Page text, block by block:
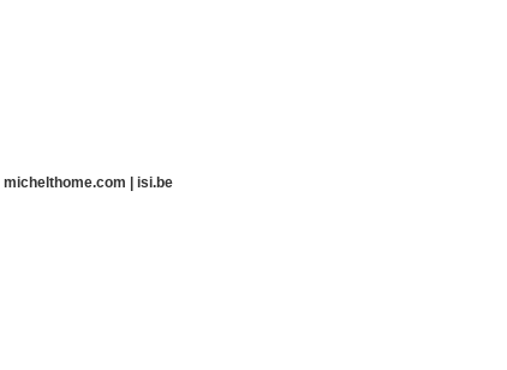
michelthome.com | isi.be